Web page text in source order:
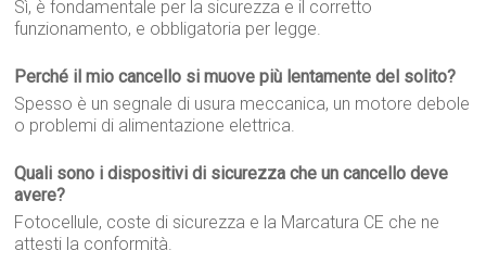
Sì, è fondamentale per la sicurezza e il corretto
funzionamento, e obbligatoria per legge.
Perché il mio cancello si muove più lentamente del solito?
Spesso è un segnale di usura meccanica, un motore debole
o problemi di alimentazione elettrica.
Quali sono i dispositivi di sicurezza che un cancello deve
avere?
Fotocellule, coste di sicurezza e la Marcatura CE che ne
attesti la conformità.